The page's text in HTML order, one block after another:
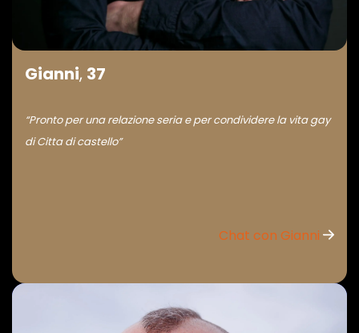
Gianni, 37
“Pronto per una relazione seria e per condividere la vita gay
di Citta di castello”
Chat con Gianni